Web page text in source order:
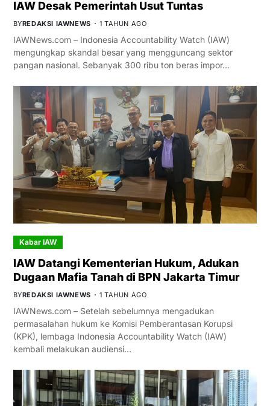
IAW Desak Pemerintah Usut Tuntas
BYREDAKSI IAWNEWS 1 TAHUN AGO
IAWNews.com – Indonesia Accountability Watch (IAW)
mengungkap skandal besar yang mengguncang sektor
pangan nasional. Sebanyak 300 ribu ton beras impor…
Kabar IAW
IAW Datangi Kementerian Hukum, Adukan
Dugaan Mafia Tanah di BPN Jakarta Timur
BYREDAKSI IAWNEWS 1 TAHUN AGO
IAWNews.com – Setelah sebelumnya mengadukan
permasalahan hukum ke Komisi Pemberantasan Korupsi
(KPK), lembaga Indonesia Accountability Watch (IAW)
kembali melakukan audiensi…